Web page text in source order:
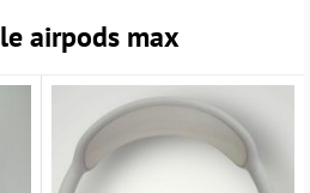
airpods max